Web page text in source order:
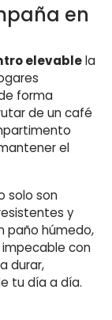
en
elevablela
forma
de un café
el
solo son
y
paño húmedo,
con
durar,
tu día a día.